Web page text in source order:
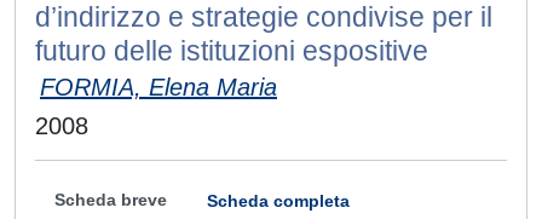
d’indirizzo e strategie condivise per il
futuro delle istituzioni espositive
FORMIA, Elena Maria
2008
Scheda breve Scheda completa